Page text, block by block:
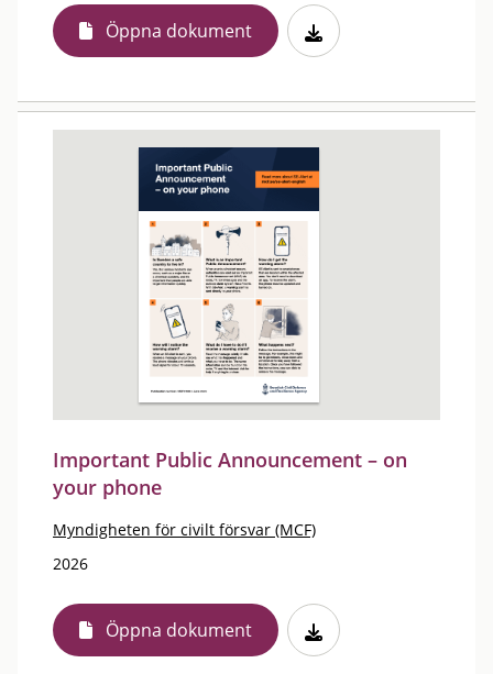
Öppna dokument
Important Public Announcement – on
your phone
Myndigheten för civilt försvar (MCF)
2026
Öppna dokument